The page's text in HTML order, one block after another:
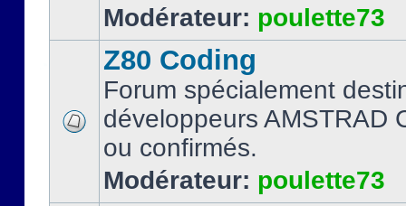
Modérateur: poulette73
Z80 Coding
Forum spécialement
développeurs AMSTRAD
ou confirmés.
Modérateur: poulette73